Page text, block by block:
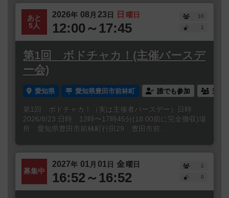
あと
5人
2026年 08 月 23日 日 曜日
12:00～17:45
10
1
第1回 ボドチャカ！(主催バースデ
ー会)
愛知県 愛知県豊田市前林町 誰でも参加 連れ
第1回 ボドチャカ！（実は主催者バースデー）日時
2026/8/23 日時 12時〜17時45分(18:00前に完全撤収)場
所 愛知県豊田市前林町行田29 豊田市前...
募集中
2027年 01 月 01日 金曜日
16:52～16:52
1
0